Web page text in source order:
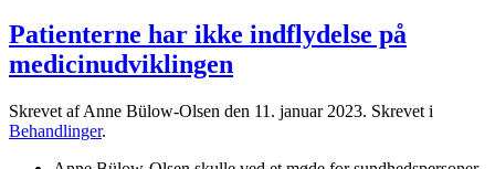
Patienterne har ikke indflydelse på
medicinudviklingen
Skrevet af Anne Bülow-Olsen den 11. januar 2023. Skrevet i
Behandlinger.